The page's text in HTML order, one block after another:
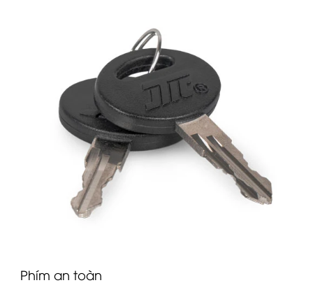
Phím an toàn